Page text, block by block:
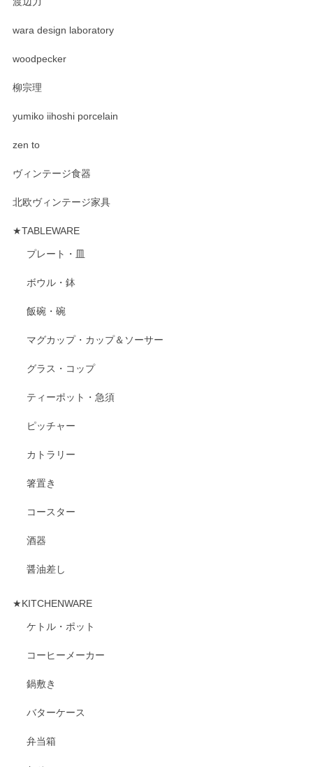
wara design laboratory
woodpecker
柳宗理
yumiko iihoshi porcelain
zen to
ヴィンテージ食器
北欧ヴィンテージ家具
★TABLEWARE
プレート・皿
ボウル・鉢
飯碗・碗
マグカップ・カップ＆ソーサー
グラス・コップ
ティーポット・急須
ピッチャー
カトラリー
箸置き
コースター
酒器
醤油差し
★KITCHENWARE
ケトル・ポット
コーヒーメーカー
鍋敷き
バターケース
弁当箱